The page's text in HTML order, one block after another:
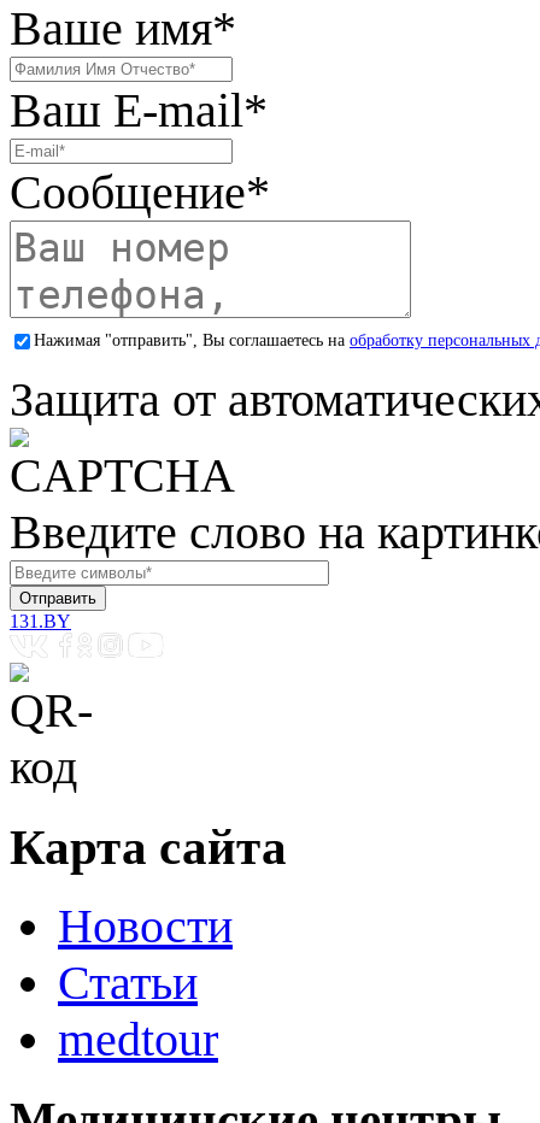
Ваше имя*
Ваш E-mail*
Сообщение*
Нажимая "отправить", Вы соглашаетесь на обработку персональных
Защита от
Введите слово на
131.BY
Карта сайта
Новости
Статьи
medtour